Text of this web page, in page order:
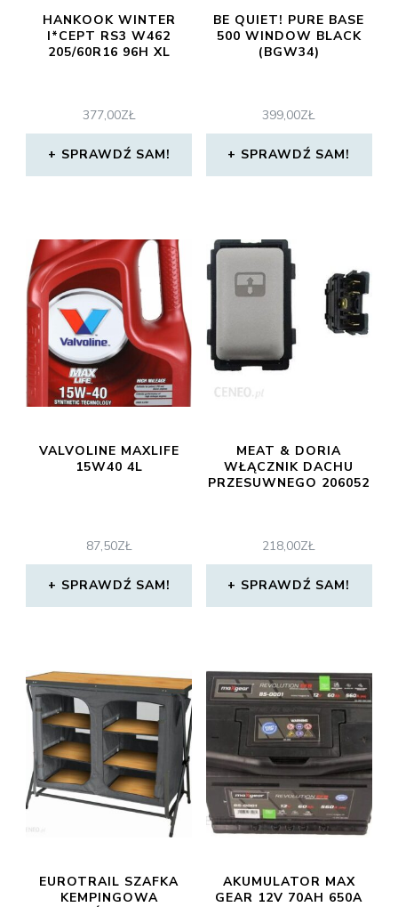
HANKOOK WINTER
I*CEPT RS3 W462
205/60R16 96H XL
377,00ZŁ
SPRAWDŹ SAM!
BE QUIET! PURE BASE
500 WINDOW BLACK
(BGW34)
399,00ZŁ
SPRAWDŹ SAM!
VALVOLINE MAXLIFE
15W40 4L
87,50ZŁ
SPRAWDŹ SAM!
MEAT & DORIA
WŁĄCZNIK DACHU
PRZESUWNEGO 206052
218,00ZŁ
SPRAWDŹ SAM!
EUROTRAIL SZAFKA
KEMPINGOWA
AKUMULATOR MAX
GEAR 12V 70AH 650A